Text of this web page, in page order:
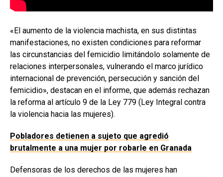
«El aumento de la violencia machista, en sus distintas
manifestaciones, no existen condiciones para reformar
las circunstancias del femicidio limitándolo solamente de
relaciones interpersonales, vulnerando el marco jurídico
internacional de prevención, persecución y sanción del
femicidio», destacan en el informe, que además rechazan
la reforma al artículo 9 de la Ley 779 (Ley Integral contra
la violencia hacia las mujeres).
Pobladores detienen a sujeto que agredió
brutalmente a una mujer por robarle en Granada
Defensoras de los derechos de las mujeres han